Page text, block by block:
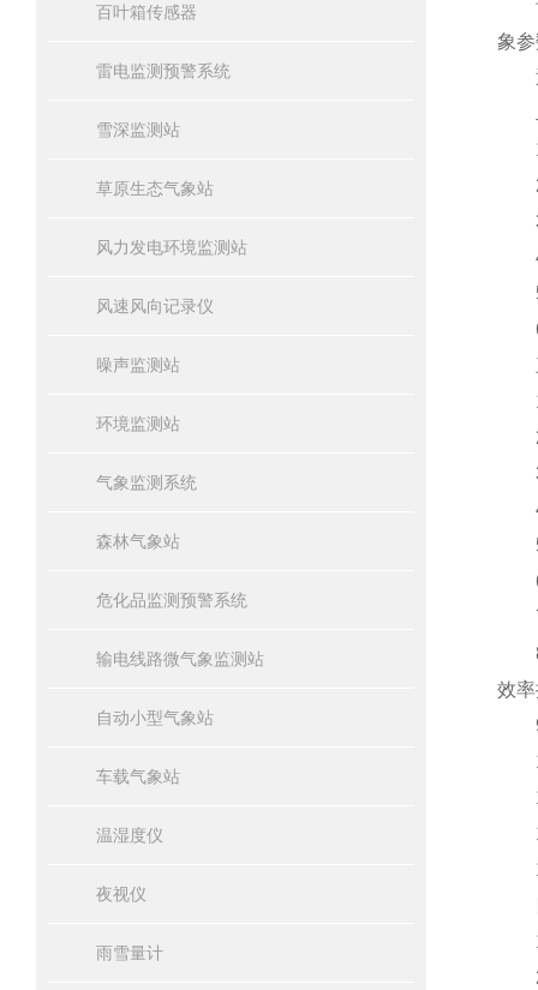
百叶箱传感器
雷电监测预警系统
雪深监测站
草原生态气象站
风力发电环境监测站
风速风向记录仪
噪声监测站
环境监测站
气象监测系统
森林气象站
危化品监测预警系统
输电线路微气象监测站
自动小型气象站
车载气象站
温湿度仪
夜视仪
雨雪量计
该
象
通
1.
2.
3.
4.
5.
6.
三
1.
2.
3.
4.
5.
6.
7.
8.
效
9.
2.